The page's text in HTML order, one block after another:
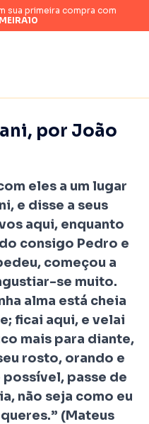
sua primeira compra com
por João
eles a um lugar
e disse a seus
aqui, enquanto
consigo Pedro e
começou a
se muito.
alma está cheia
ficai aqui, e velai
mais para diante,
rosto, orando e
possível, passe de
não seja como eu
(Mateus